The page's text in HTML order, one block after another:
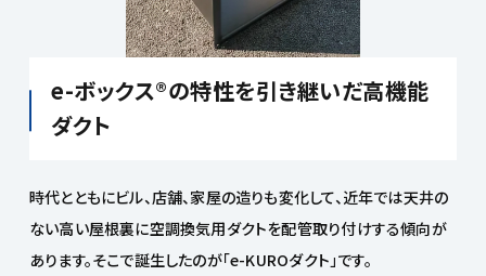
e-ボックス®の特性を引き継いだ高機能
ダクト
時代とともにビル、店舗、家屋の造りも変化して、近年では天井の
ない高い屋根裏に空調換気用ダクトを配管取り付けする傾向が
あります。そこで誕生したのが「e-KUROダクト」です。